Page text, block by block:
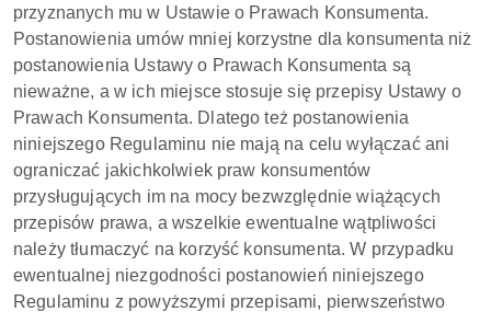
przyznanych mu w Ustawie o Prawach Konsumenta.
Postanowienia umów mniej korzystne dla konsumenta niż
postanowienia Ustawy o Prawach Konsumenta są
nieważne, a w ich miejsce stosuje się przepisy Ustawy o
Prawach Konsumenta. Dlatego też postanowienia
niniejszego Regulaminu nie mają na celu wyłączać ani
ograniczać jakichkolwiek praw konsumentów
przysługujących im na mocy bezwzględnie wiążących
przepisów prawa, a wszelkie ewentualne wątpliwości
należy tłumaczyć na korzyść konsumenta. W przypadku
ewentualnej niezgodności postanowień niniejszego
Regulaminu z powyższymi przepisami, pierwszeństwo